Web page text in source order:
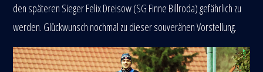
den späteren Sieger Felix Dreisow (SG Finne Billroda) gefährlich zu
werden. Glückwunsch nochmal zu dieser souveränen Vorstellung.